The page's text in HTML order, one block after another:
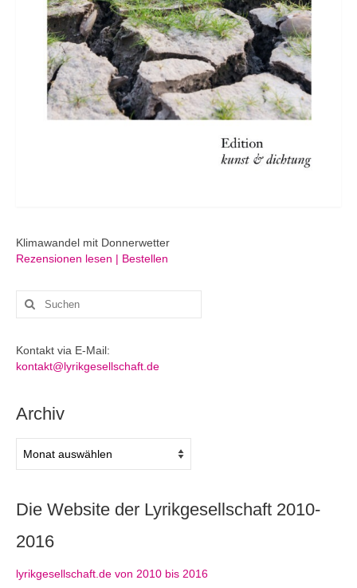
Klimawandel mit Donnerwetter
Rezensionen lesen | Bestellen
Suchen
nach:
Kontakt via E-Mail:
kontakt@lyrikgesellschaft.de
Archiv
Die Website der Lyrikgesellschaft 2010-
2016
lyrikgesellschaft.de von 2010 bis 2016